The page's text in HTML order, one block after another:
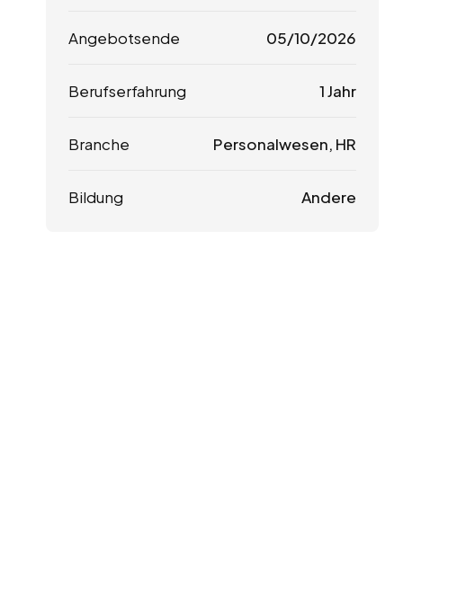
Angebotsende 05/10/2026
Berufserfahrung 1 Jahr
Branche Personalwesen, HR
Bildung Andere